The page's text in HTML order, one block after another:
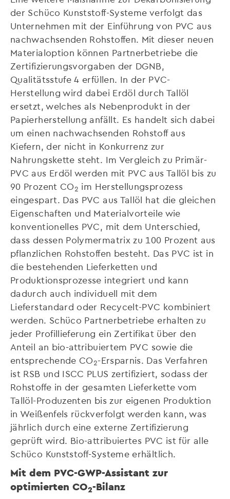
der Schüco Kunststoff-Systeme verfolgt das
Unternehmen mit der Einführung von PVC aus
nachwachsenden Rohstoffen. Mit dieser neuen
Materialoption können Partnerbetriebe die
Zertifizierungsvorgaben der DGNB,
Qualitätsstufe 4 erfüllen. In der PVC-
Herstellung wird dabei Erdöl durch Tallöl
ersetzt, welches als Nebenprodukt in der
Papierherstellung anfällt. Es handelt sich dabei
um einen nachwachsenden Rohstoff aus
Kiefern, der nicht in Konkurrenz zur
Nahrungskette steht. Im Vergleich zu Primär-
PVC aus Erdöl werden mit PVC aus Tallöl bis zu
90 Prozent CO2 im Herstellungsprozess
eingespart. Das PVC aus Tallöl hat die gleichen
Eigenschaften und Materialvorteile wie
konventionelles PVC, mit dem Unterschied,
dass dessen Polymermatrix zu 100 Prozent aus
pflanzlichen Rohstoffen besteht. Das PVC ist in
die bestehenden Lieferketten und
Produktionsprozesse integriert und kann
dadurch auch individuell mit dem
Lieferstandard oder Recycelt-PVC kombiniert
werden. Schüco Partnerbetriebe erhalten zu
jeder Profillieferung ein Zertifikat über den
Anteil an bio-attribuiertem PVC sowie die
entsprechende CO2-Ersparnis. Das Verfahren
ist RSB und ISCC PLUS zertifiziert, sodass der
Rohstoffe in der gesamten Lieferkette vom
Tallöl-Produzenten bis zur eigenen Produktion
in Weißenfels rückverfolgt werden kann, was
jährlich durch eine externe Zertifizierung
geprüft wird. Bio-attribuiertes PVC ist für alle
Schüco Kunststoff-Systeme erhältlich.
Mit dem PVC-GWP-Assistant zur
optimierten CO2-Bilanz